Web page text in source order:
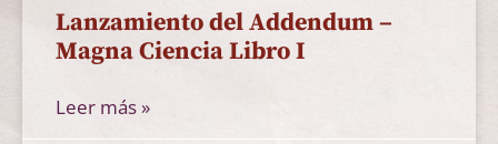
Lanzamiento del Addendum –
Magna Ciencia Libro I
Leer más »